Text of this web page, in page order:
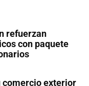
refuerzan
con paquete
comercio exterior